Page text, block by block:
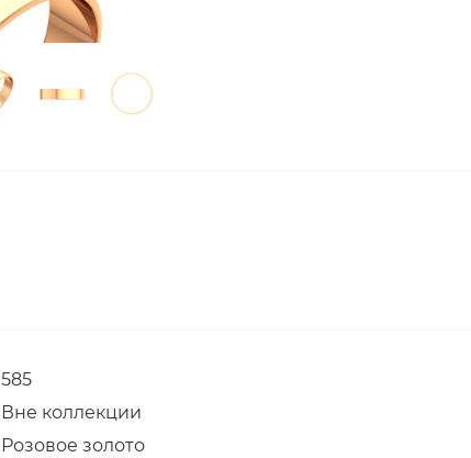
585
Вне коллекции
Розовое золото